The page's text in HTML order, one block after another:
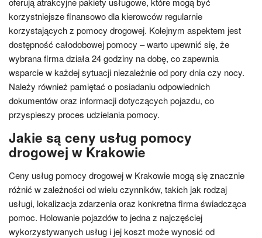
korzystniejsze finansowo dla kierowców regularnie
korzystających z pomocy drogowej. Kolejnym aspektem jest
dostępność całodobowej pomocy – warto upewnić się, że
wybrana firma działa 24 godziny na dobę, co zapewnia
wsparcie w każdej sytuacji niezależnie od pory dnia czy nocy.
Należy również pamiętać o posiadaniu odpowiednich
dokumentów oraz informacji dotyczących pojazdu, co
przyspieszy proces udzielania pomocy.
Jakie są ceny usług pomocy
drogowej w Krakowie
Ceny usług pomocy drogowej w Krakowie mogą się znacznie
różnić w zależności od wielu czynników, takich jak rodzaj
usługi, lokalizacja zdarzenia oraz konkretna firma świadcząca
pomoc. Holowanie pojazdów to jedna z najczęściej
wykorzystywanych usług i jej koszt może wynosić od